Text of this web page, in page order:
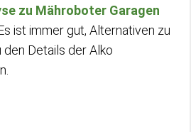
zu Mähroboter Garagen
ist immer gut, Alternativen zu
den Details der Alko